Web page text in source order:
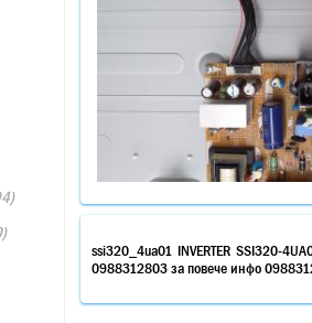
ssi320_4ua01 INVERTER SSI320-
0988312803 за повече инфо